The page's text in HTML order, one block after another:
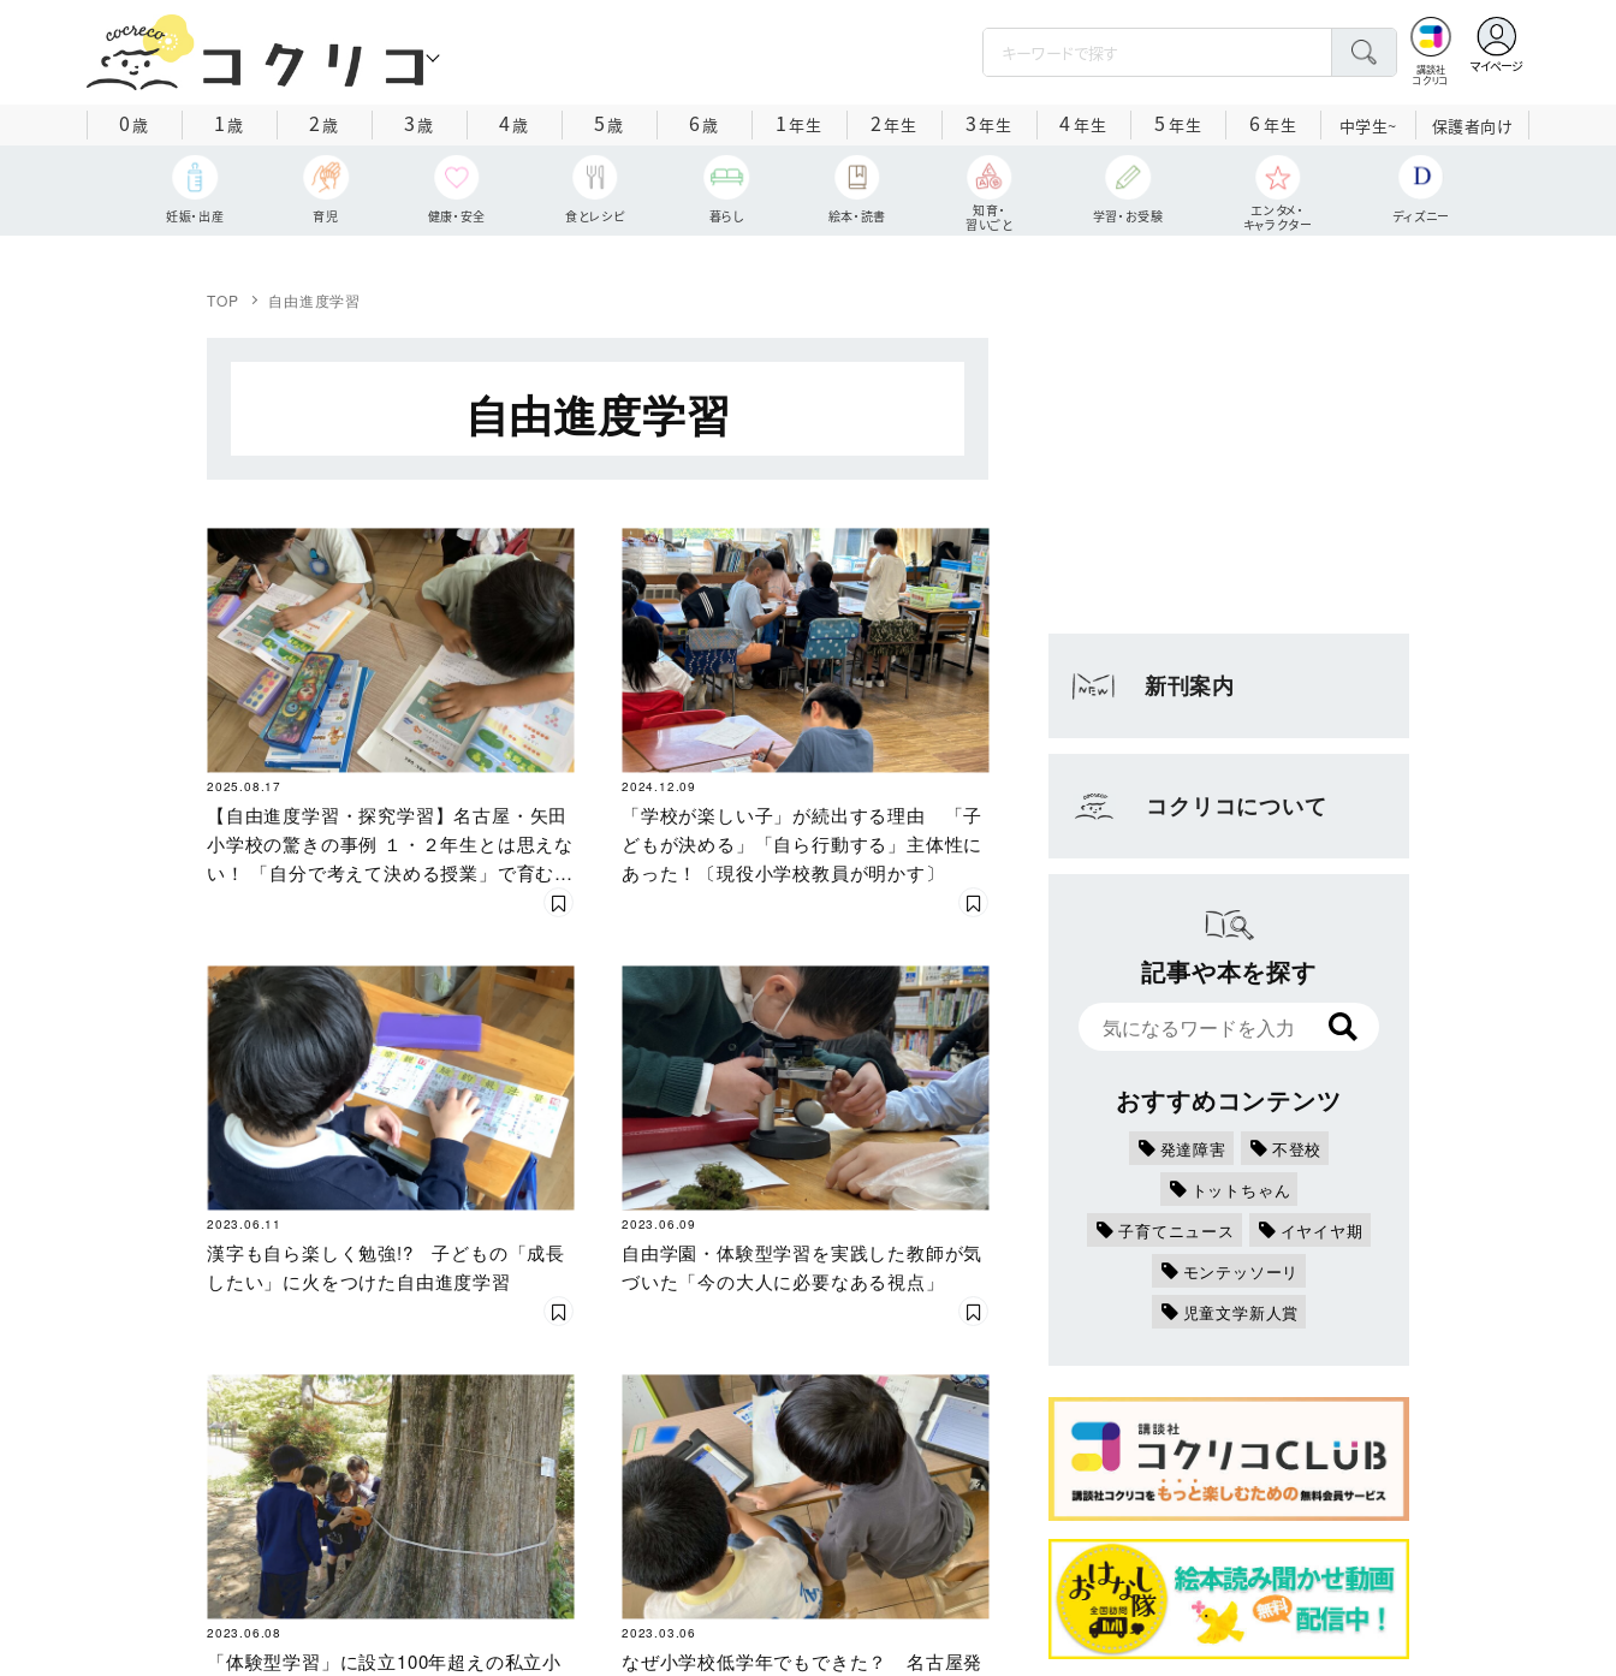
講談社
コクリコ
マイページ
0歳 1歳 2歳 3歳 4歳 5歳 6歳 1年生 2年生 3年生 4年生 5 年生 6 年生 中学生~ 保護者向け
妊娠・出産 育児 健康・安全 食とレシピ 暮らし 絵本・読書
知育・
習いごと
学習・お受験
エンタメ・
キャラクター
ディズニー
TOP 自由進度学習
自由進度学習
2025.08.17
【自由進度学習・探究学習】名古屋・矢田
小学校の驚きの事例 １・２年生とは思えな
い！ 「自分で考えて決める授業」で育む主
2024.12.09
「学校が楽しい子」が続出する理由 「子
どもが決める」「自ら行動する」主体性に
あった！〔現役小学校教員が明かす〕
2023.06.11
漢字も自ら楽しく勉強!? 子どもの「成長
したい」に火をつけた自由進度学習
2023.06.09
自由学園・体験型学習を実践した教師が気
づいた「今の大人に必要なある視点」
2023.06.08
「体験型学習」に設立100年超えの私立小
2023.03.06
なぜ小学校低学年でもできた？ 名古屋発
新刊案内
コクリコについて
記事や本を探す
おすすめコンテンツ
発達障害
不登校
トットちゃん
子育てニュース
イヤイヤ期
モンテッソーリ
児童文学新人賞